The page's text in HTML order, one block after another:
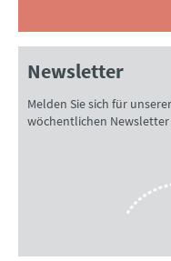
Newsletter
Melden Sie sich für
wöchentlichen Newsletter